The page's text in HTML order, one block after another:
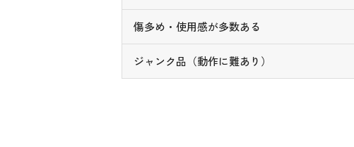
傷多め・使用感が多数ある
ジャンク品（動作に難あり）